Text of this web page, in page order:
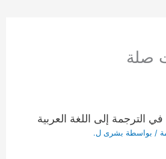
صلة
/ بواسطة بشرى ل.